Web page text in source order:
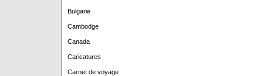
Bulgarie
Cambodge
Canada
Caricatures
Carnet de voyage